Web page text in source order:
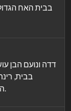
בבית האח
דדה ונועם הבן
בבית,
המשקפיים...) ועידן מאבד את זה. כ' עב'. (שח).